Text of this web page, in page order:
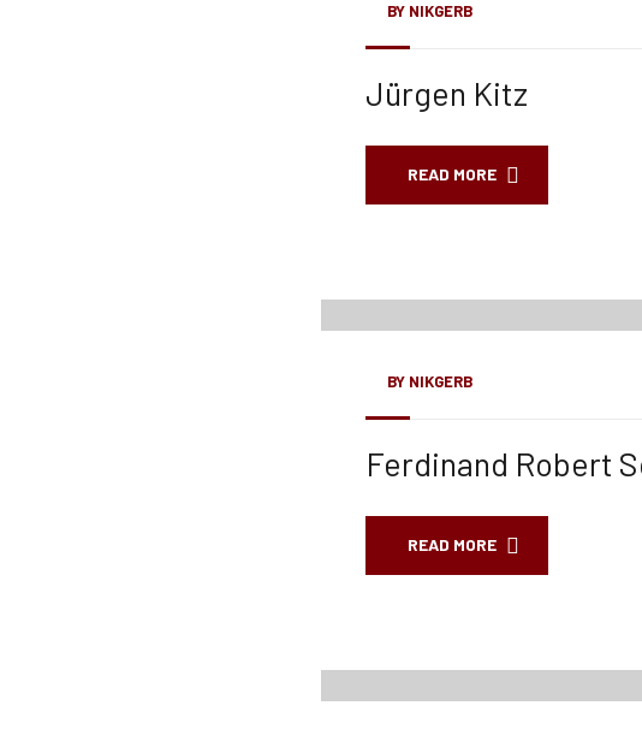
BY NIKGERB
Jürgen Kitz
READ MORE
BY NIKGERB
Ferdinand Robert
READ MORE